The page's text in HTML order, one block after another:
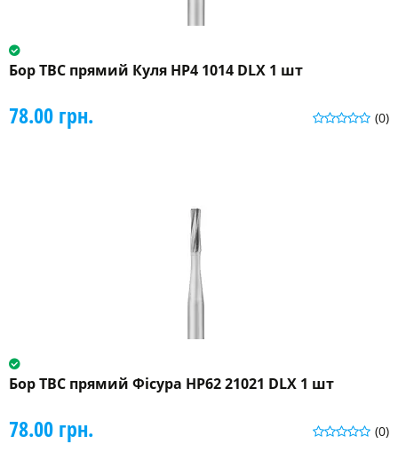
Бор ТВС прямий Куля HP4 1014 DLX 1 шт
(0)
78.00 грн.
Бор ТВС прямий Фісура HP62 21021 DLX 1 шт
(0)
78.00 грн.